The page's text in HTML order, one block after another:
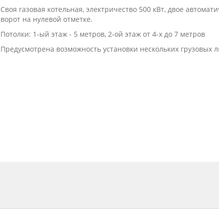
Своя газовая котельная, электричество 500 кВт, двое
ворот на нулевой отметке.
Потолки: 1-ый этаж - 5 метров, 2-ой этаж от 4-х до 7 метров
Предусмотрена возможность установки нескольких грузовых